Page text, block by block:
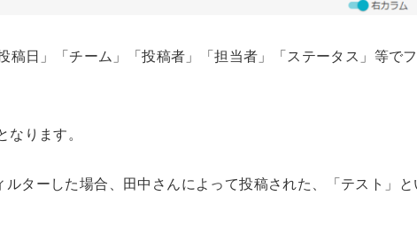
稿日」「チーム」「投稿者」「担当者」「ステータス」等でフ
ります。
ルターした場合、田中さんによって投稿された、「テスト」